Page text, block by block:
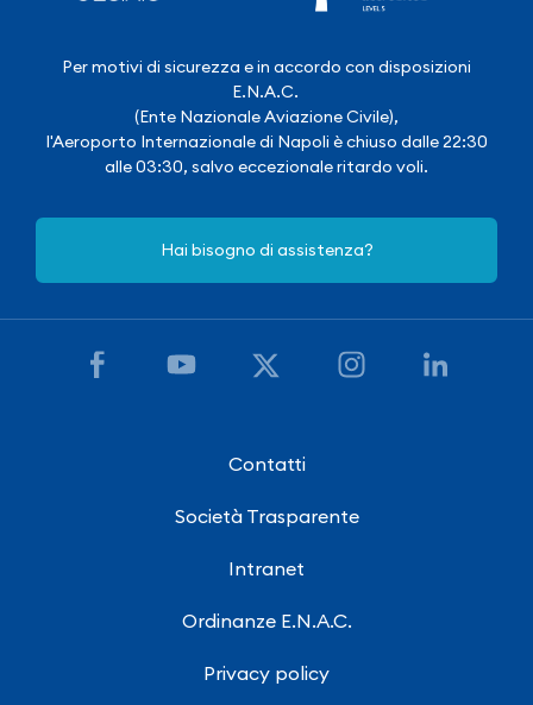
Per motivi di sicurezza e in accordo con disposizioni
E.N.A.C.
(Ente Nazionale Aviazione Civile),
l'Aeroporto Internazionale di Napoli è chiuso dalle 22:30
alle 03:30, salvo eccezionale ritardo voli.
Hai bisogno di assistenza?
Contatti
Società Trasparente
Intranet
Ordinanze E.N.A.C.
Privacy policy